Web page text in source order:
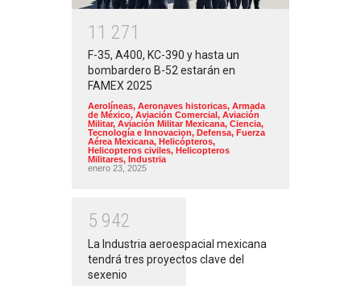
1 1 271
F-35, A400, KC-390 y hasta un
bombardero B-52 estarán en
FAMEX 2025
Aerolíneas, Aeronaves historicas, Armada
de México, Aviación Comercial , Aviación
Militar, Aviación Militar Mexicana, Ciencia,
Tecnología e Innovacion, Defensa, Fuerza
Aérea Mexicana, Helicópteros,
Helicopteros civiles, Helicopteros
Militares, Industria
enero 23, 2025
5 942
La Industria aeroespacial mexicana
tendrá tres proyectos clave del
sexenio